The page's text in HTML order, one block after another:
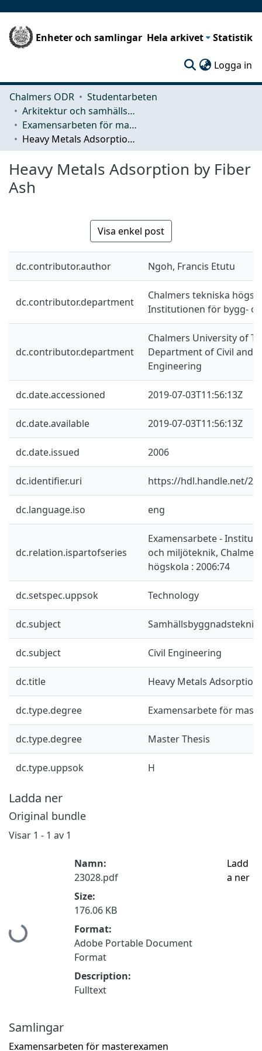
Enheter och samlingar Hela arkivet Statistik
Logga in
Chalmers ODR
Studentarbeten
Arkitektur och samhällsbyggnadsteknik (ACE)
Examensarbeten för masterexamen
Heavy Metals Adsorption by Fiber Ash
Heavy Metals Adsorption by Fiber
Ash
Visa enkel post
dc.contributor.author Ngoh, Francis Etutu
dc.contributor.department
Chalmers tekniska
Institutionen för bygg-
dc.contributor.department
Chalmers University of
Department of Civil and
Engineering
dc.date.accessioned 2019-07-03T11:56:13Z
dc.date.available 2019-07-03T11:56:13Z
dc.date.issued 2006
dc.identifier.uri https://hdl.handle.net/
dc.language.iso eng
dc.relation.ispartofseries
Examensarbete -
och miljöteknik,
högskola : 2006:74
dc.setspec.uppsok Technology
dc.subject Samhällsbyggnadsteknik
dc.subject Civil Engineering
dc.title Heavy Metals Adsorption
dc.type.degree Examensarbete för
dc.type.degree Master Thesis
dc.type.uppsok H
Ladda ner
Original bundle
Visar 1 - 1 av 1
Hämtar...
Namn:
23028.pdf
Size:
176.06 KB
Format:
Adobe Portable Document
Format
Description:
Fulltext
Ladd
a ner
Samlingar
Examensarbeten för masterexamen